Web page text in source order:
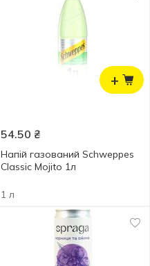
+
54.50 ₴
Напій газований Schweppes
Classic Mojito 1л
1 л